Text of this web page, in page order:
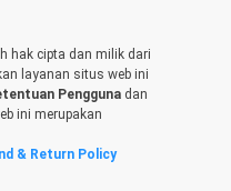
hak cipta dan milik dari
layanan situs web ini
Pengguna dan
ini merupakan
& Return Policy